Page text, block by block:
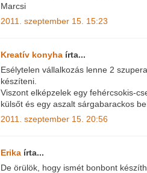
Marcsi
2011. szeptember 15. 15:23
Kreatív konyha írta...
Esélytelen vállalkozás lenne 2
készíteni.
Viszont elképzelek egy fehércsokis-
külsőt és egy aszalt sárgabarackos
2011. szeptember 15. 20:56
Erika írta...
De örülök, hogy ismét bonbont